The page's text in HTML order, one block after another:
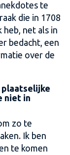
te
die in 1708
heb, net als in
bedacht, een
over de
plaatselijke
niet in
zo te
Ik ben
te komen